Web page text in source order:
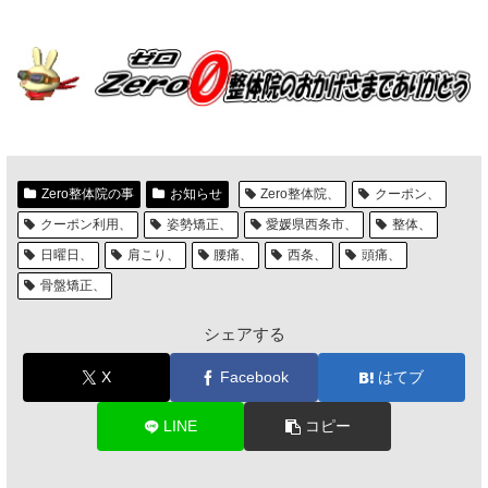
Zero整体院の事 お知らせ Zero整体院、
クーポン、
クーポン利用、
姿勢矯正、 愛媛県西条市、
整体、
日曜日、
肩こり、 腰痛、 西条、
頭痛、
骨盤矯正、
シェアする
X Facebook はてブ
LINE コピー